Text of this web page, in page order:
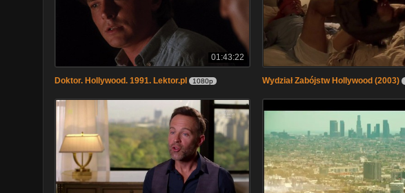
01:43:22
Doktor. Hollywood. 1991. Lektor.pl 1080p Wydział Zabójstw Hollywood (2003)